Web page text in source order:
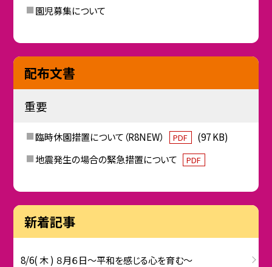
園児募集について
配布文書
重要
臨時休園措置について（R8NEW） PDF
(97 KB)
地震発生の場合の緊急措置について
PDF
新着記事
8/6( 木 ) ８月６日～平和を感じる心を育む～